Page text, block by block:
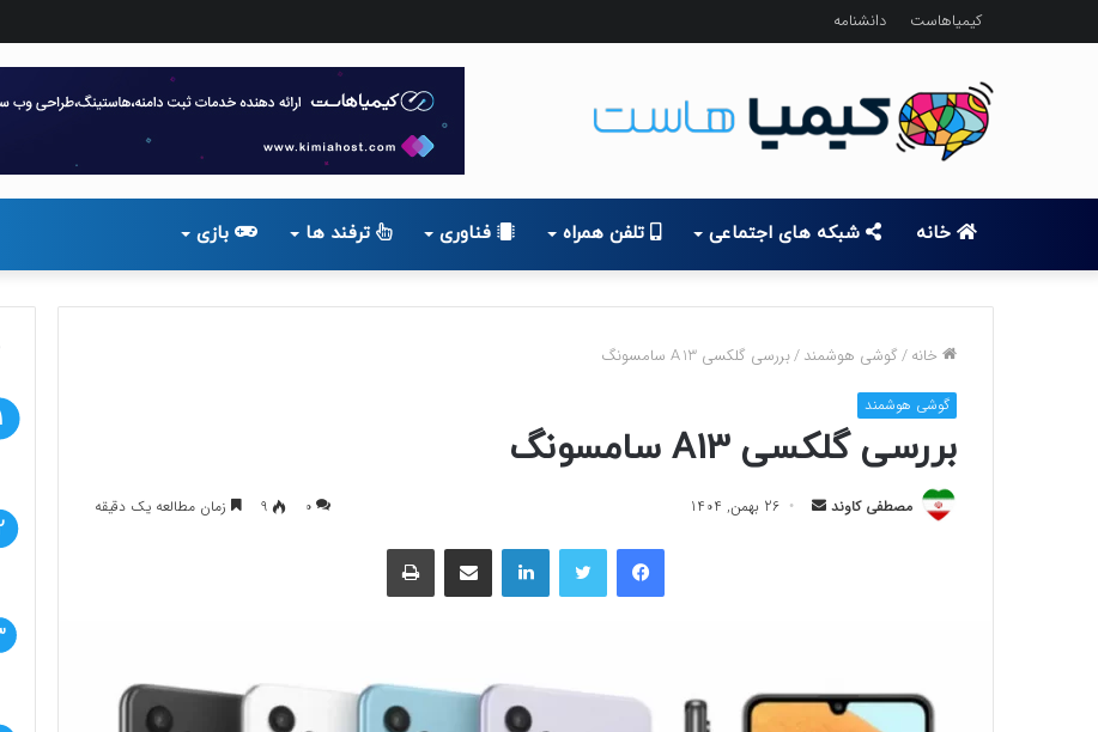
کیمیاهاست دانشنامه
خانه شبکه های اجتماعی تلفن همراه فناوری ترفند ها بازی
خانه/گوشی هوشمند/بررسی گلکسی A13 سامسونگ
گوشی هوشمند
بررسی گلکسی A13 سامسونگ
مصطفی کاوند
ا
26 بهمن, 1404 0
9 زمان مطالعه یک دقیقه
فیسبوک لینکداین اشتراک گذاری با ایمیل